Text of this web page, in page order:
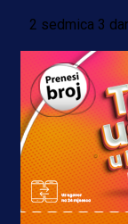
2 sedmica 3